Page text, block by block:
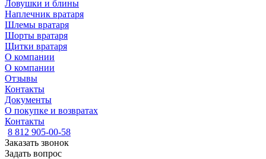
Ловушки и блины
Наплечник вратаря
Шлемы вратаря
Шорты вратаря
Щитки вратаря
О компании
О компании
Отзывы
Контакты
Документы
О покупке и возвратах
Контакты
8 812 905-00-58
Заказать звонок
Задать вопрос